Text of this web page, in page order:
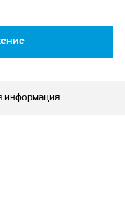
информация